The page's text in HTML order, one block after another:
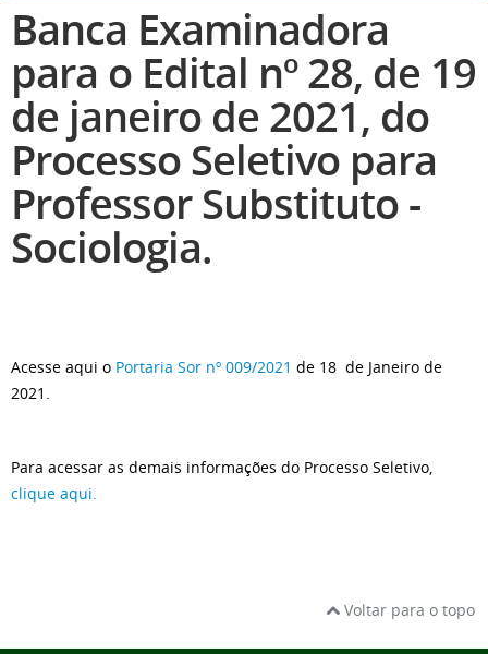
Banca Examinadora
para o Edital nº 28, de 19
de janeiro de 2021, do
Processo Seletivo para
Professor Substituto -
Sociologia.
Acesse aqui o Portaria Sor nº 009/2021 de 18 de Janeiro de
2021.
Para acessar as demais informações do Processo Seletivo,
clique aqui.
Voltar para o topo